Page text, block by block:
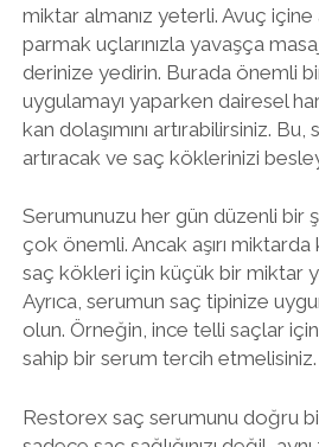
miktar almanız yeterli. Avuç içine
parmak uçlarınızla yavaşça
derinize yedirin. Burada önemli
uygulamayı yaparken dairesel
kan dolaşımını artırabilirsiniz.
artıracak ve saç köklerinizi
Serumunuzu her gün düzenli bir
çok önemli. Ancak aşırı miktarda
saç kökleri için küçük bir miktar
Ayrıca, serumun saç tipinize
olun. Örneğin, ince telli saçlar
sahip bir serum tercih etmelisiniz.
Restorex saç serumunu doğru